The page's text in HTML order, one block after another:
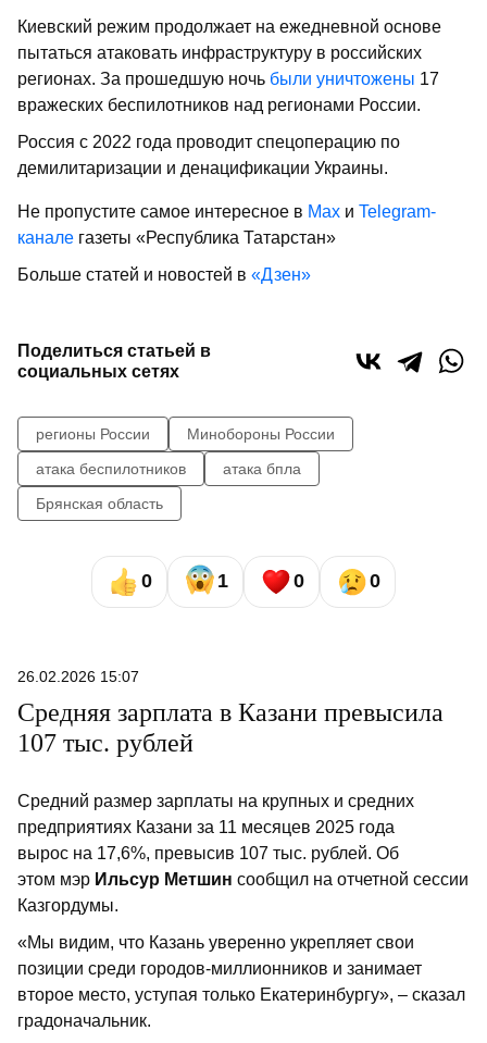
Киевский режим продолжает на ежедневной основе
пытаться атаковать инфраструктуру в российских
регионах. За прошедшую ночь были уничтожены 17
вражеских беспилотников над регионами России.
Россия с 2022 года проводит спецоперацию по
демилитаризации и денацификации Украины.
Не пропустите самое интересное в Max и Telegram-
канале газеты «Республика Татарстан»
Больше статей и новостей в «Дзен»
Поделиться статьей в
социальных сетях
регионы России
Минобороны России
атака беспилотников
атака бпла
Брянская область
0 1 0 0
26.02.2026 15:07
Средняя зарплата в Казани превысила
107 тыс. рублей
Средний размер зарплаты на крупных и средних
предприятиях Казани за 11 месяцев 2025 года
вырос на 17,6%, превысив 107 тыс. рублей. Об
этом мэр Ильсур Метшин сообщил на отчетной сессии
Казгордумы.
«Мы видим, что Казань уверенно укрепляет свои
позиции среди городов-миллионников и занимает
второе место, уступая только Екатеринбургу», – сказал
градоначальник.